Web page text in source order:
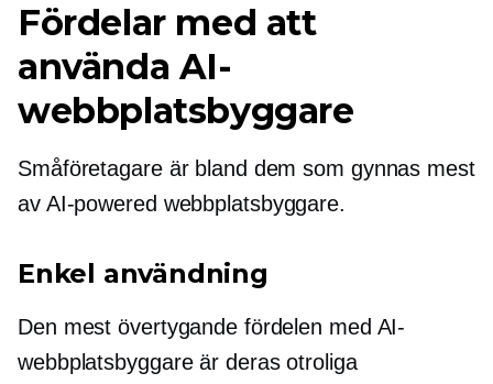
Fördelar med att
använda AI-
webbplatsbyggare
Småföretagare är bland dem som gynnas mest
av AI-powered webbplatsbyggare.
Enkel användning
Den mest övertygande fördelen med AI-
webbplatsbyggare är deras otroliga